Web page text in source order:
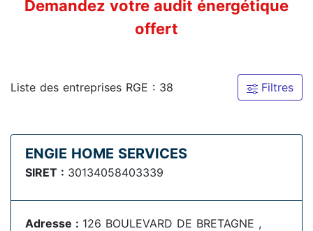
Demandez votre audit énergétique
offert
Liste des entreprises RGE : 38 Filtres
ENGIE HOME SERVICES
SIRET : 30134058403339
Adresse : 126 BOULEVARD DE BRETAGNE ,